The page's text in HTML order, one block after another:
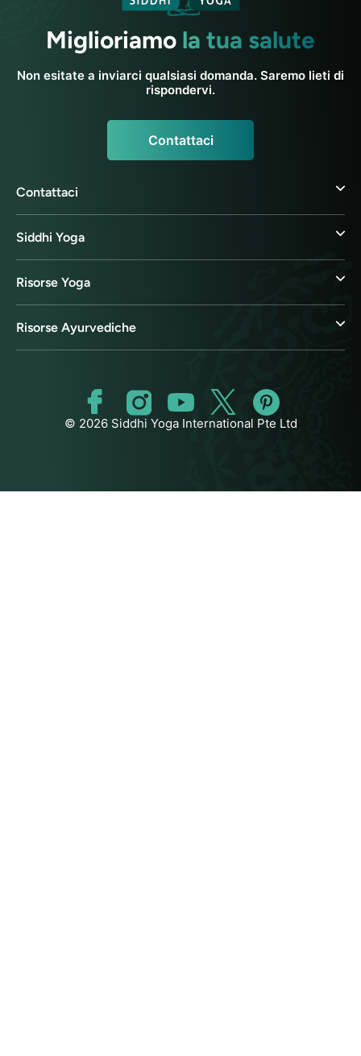
Miglioriamo la tua salute
Non esitate a inviarci qualsiasi domanda. Saremo lieti di
rispondervi.
Contattaci
Contattaci
Siddhi Yoga
Risorse Yoga
Risorse Ayurvediche
© 2026 Siddhi Yoga International Pte Ltd